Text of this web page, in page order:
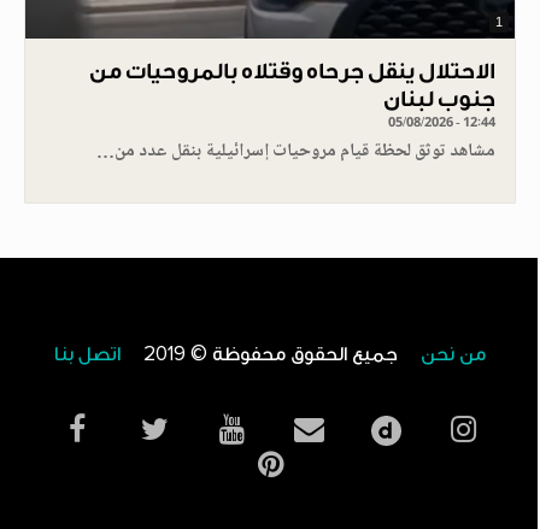
1
الاحتلال ينقل جرحاه وقتلاه بالمروحيات من
جنوب لبنان
05/08/2026 - 12:44
مشاهد توثق لحظة قيام مروحيات إسرائيلية بنقل عدد من…
من نحن جميع الحقوق محفوظة © 2019 اتصل بنا